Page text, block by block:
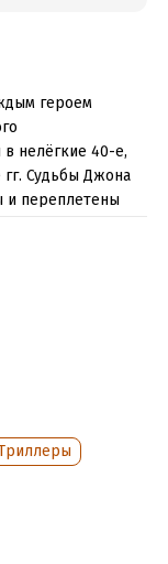
героем
в нелёгкие 40-е,
Судьбы Джона
и переплетены
исправить. А у